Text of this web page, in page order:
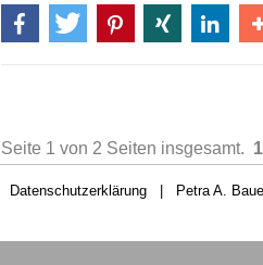
Seite 1 von 2 Seiten insgesamt. 1
Datenschutzerklärung Petra A.